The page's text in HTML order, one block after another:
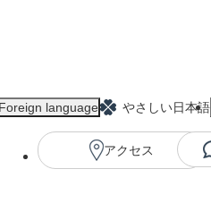
Foreign language やさしい日本語
アクセス